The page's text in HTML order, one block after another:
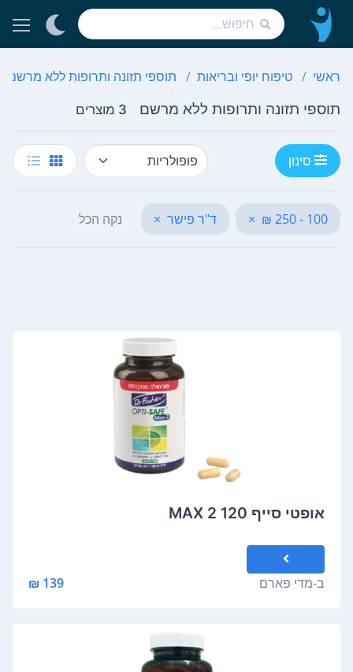
ראשי טיפוח יופי ובריאות תוספי תזונה ותרופות ללא מרשם
תוספי תזונה ותרופות ללא מרשם 3 מוצרים
סינון
100 - 250 ₪
× ד"ר פישר × נקה הכל
אופטי סייף MAX 2 120
ב-מדי פארם 139 ₪